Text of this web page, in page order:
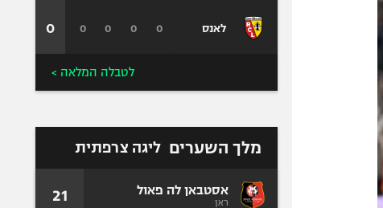
לאנס 0
0
0
0
0
לטבלה המלאה >
מלך השערים ליגה צרפתית
אסטבאן לה פאול
ראן 21